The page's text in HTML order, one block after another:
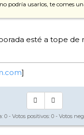
podría usarlos, te comes
esté a tope de
]
0 - Votos positivos: 0 - Votos